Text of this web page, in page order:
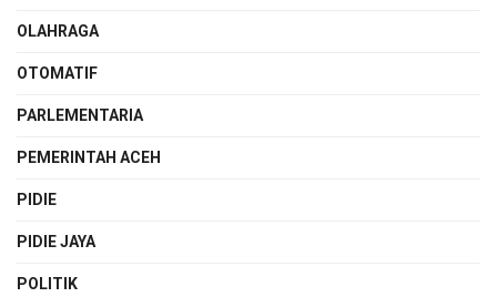
OLAHRAGA
OTOMATIF
PARLEMENTARIA
PEMERINTAH ACEH
PIDIE
PIDIE JAYA
POLITIK